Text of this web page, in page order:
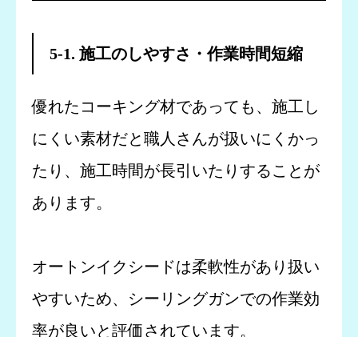
5-1. 施工のしやすさ・作業時間短縮
優れたコーキング材であっても、施工し
にくい素材だと職人さんが扱いにくかっ
たり、施工時間が長引いたりすることが
あります。
オートンイクシードは柔軟性があり扱い
やすいため、シーリングガンでの作業効
率が良いと評価されています。